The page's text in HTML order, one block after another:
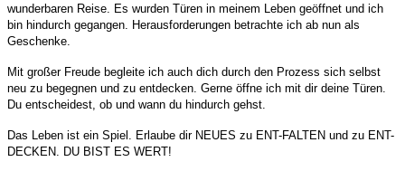
wunderbaren Reise. Es wurden Türen in meinem Leben geöffnet und ich
bin hindurch gegangen. Herausforderungen betrachte ich ab nun als
Geschenke.
Mit großer Freude begleite ich auch dich durch den Prozess sich selbst
neu zu begegnen und zu entdecken. Gerne öffne ich mit dir deine Türen.
Du entscheidest, ob und wann du hindurch gehst.
Das Leben ist ein Spiel. Erlaube dir NEUES zu ENT-FALTEN und zu ENT-
DECKEN. DU BIST ES WERT!